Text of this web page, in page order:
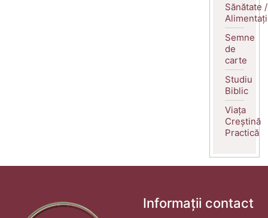
Sănătate /
Semne
de
carte
Studiu
Biblic
Viața
Creștină
Practică
Informații contact